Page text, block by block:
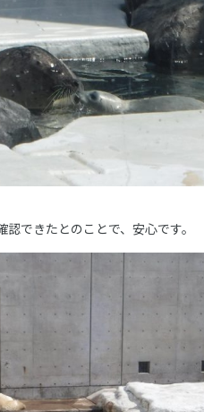
できたとのことで、安心です。